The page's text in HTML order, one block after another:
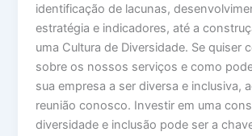
identificação de lacunas,
estratégia e indicadores, até a
uma Cultura de Diversidade. Se quiser
sobre os nossos serviços e como
sua empresa a ser diversa e inclusiva,
reunião conosco. Investir em uma
diversidade e inclusão pode ser a